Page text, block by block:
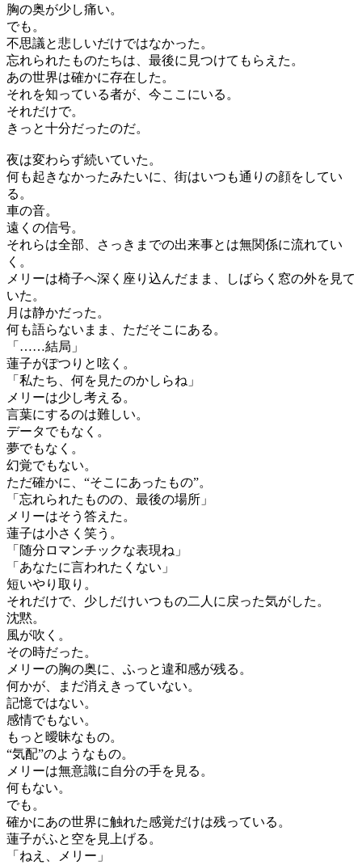
胸の奥が少し痛い。
でも。
不思議と悲しいだけではなかった。
忘れられたものたちは、最後に見つけてもらえた。
あの世界は確かに存在した。
それを知っている者が、今ここにいる。
それだけで。
きっと十分だったのだ。
夜は変わらず続いていた。
何も起きなかったみたいに、街はいつも通りの顔をしてい
る。
車の音。
遠くの信号。
それらは全部、さっきまでの出来事とは無関係に流れてい
く。
メリーは椅子へ深く座り込んだまま、しばらく窓の外を見て
いた。
月は静かだった。
何も語らないまま、ただそこにある。
「……結局」
蓮子がぽつりと呟く。
「私たち、何を見たのかしらね」
メリーは少し考える。
言葉にするのは難しい。
データでもなく。
夢でもなく。
幻覚でもない。
ただ確かに、“そこにあったもの”。
「忘れられたものの、最後の場所」
メリーはそう答えた。
蓮子は小さく笑う。
「随分ロマンチックな表現ね」
「あなたに言われたくない」
短いやり取り。
それだけで、少しだけいつもの二人に戻った気がした。
沈黙。
風が吹く。
その時だった。
メリーの胸の奥に、ふっと違和感が残る。
何かが、まだ消えきっていない。
記憶ではない。
感情でもない。
もっと曖昧なもの。
“気配”のようなもの。
メリーは無意識に自分の手を見る。
何もない。
でも。
確かにあの世界に触れた感覚だけは残っている。
蓮子がふと空を見上げる。
「ねえ、メリー」